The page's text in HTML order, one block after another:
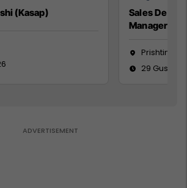
(Kasap)
Sales
Manager
Prishtinë
29 Gusht